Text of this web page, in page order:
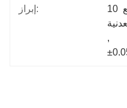
إبراز:
10 مجموعات شفرات آلة قطع
,